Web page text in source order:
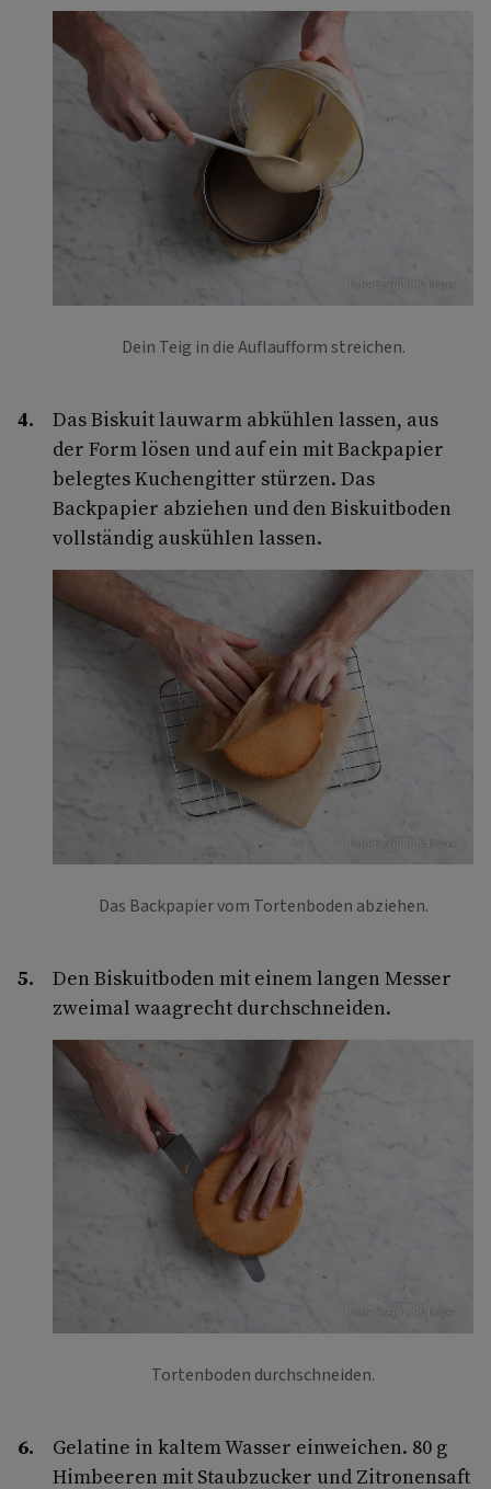
Foto: Eisenhut & Mayer
Dein Teig in die Auflaufform streichen.
Das Biskuit lauwarm abkühlen lassen, aus
der Form lösen und auf ein mit Backpapier
belegtes Kuchengitter stürzen. Das
Backpapier abziehen und den Biskuitboden
vollständig auskühlen lassen.
Foto: Eisenhut & Mayer
Das Backpapier vom Tortenboden abziehen.
Den Biskuitboden mit einem langen Messer
zweimal waagrecht durchschneiden.
Foto: Eisenhut & Mayer
Tortenboden durchschneiden.
Gelatine in kaltem Wasser einweichen. 80 g
Himbeeren mit Staubzucker und Zitronensaft